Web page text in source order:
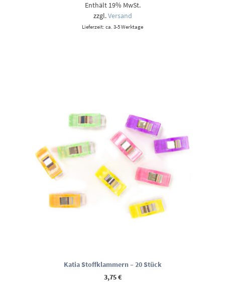
Enthält 19% MwSt.
zzgl.Versand
Lieferzeit: ca. 3-5 Werktage
Katia Stoffklammern – 20 Stück
3,75€